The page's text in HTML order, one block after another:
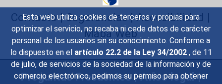
Esta web utiliza cookies de terceros y propias para
optimizar el servicio, no recaba ni cede datos de carácter
personal de los usuarios sin su conocimiento. Conforme a
lo dispuesto en el artículo 22.2 de la Ley 34/2002 , de 11
de julio, de servicios de la sociedad de la información y de
comercio electrónico, pedimos su permiso para obtener
Contacto|Sugerencias|Accesibilidad |
Mapa Web
Preguntas Frecuentes|Aviso legal|